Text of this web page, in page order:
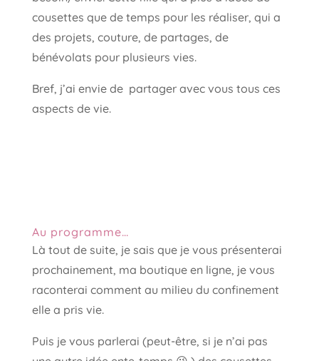
cousettes que de temps pour les réaliser, qui a
des projets, couture, de partages, de
bénévolats pour plusieurs vies.
Bref, j’ai envie de partager avec vous tous ces
aspects de vie.
Au programme…
Là tout de suite, je sais que je vous présenterai
prochainement, ma boutique en ligne, je vous
raconterai comment au milieu du confinement
elle a pris vie.
Puis je vous parlerai (peut-être, si je n’ai pas